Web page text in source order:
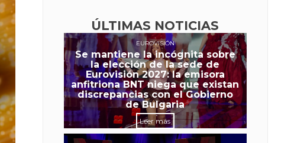
ÚLTIMAS NOTICIAS
EUROVISIÓN
Se mantiene la incógnita sobre
la elección de la sede de
Eurovisión 2027: la emisora
anfitriona BNT niega que existan
discrepancias con el Gobierno
de Bulgaria
Leer más